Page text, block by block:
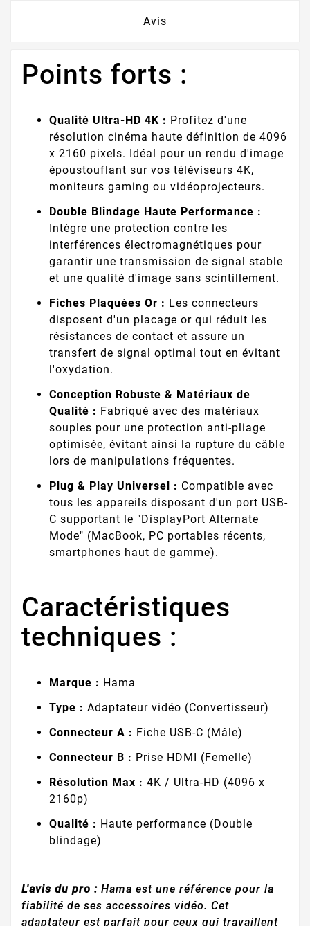
Avis
Points forts :
Qualité Ultra-HD 4K : Profitez d'une
résolution cinéma haute définition de 4096
x 2160 pixels. Idéal pour un rendu d'image
époustouflant sur vos téléviseurs 4K,
moniteurs gaming ou vidéoprojecteurs.
Double Blindage Haute Performance :
Intègre une protection contre les
interférences électromagnétiques pour
garantir une transmission de signal stable
et une qualité d'image sans scintillement.
Fiches Plaquées Or : Les connecteurs
disposent d'un placage or qui réduit les
résistances de contact et assure un
transfert de signal optimal tout en évitant
l'oxydation.
Conception Robuste & Matériaux de
Qualité : Fabriqué avec des matériaux
souples pour une protection anti-pliage
optimisée, évitant ainsi la rupture du câble
lors de manipulations fréquentes.
Plug & Play Universel : Compatible avec
tous les appareils disposant d'un port USB-
C supportant le "DisplayPort Alternate
Mode" (MacBook, PC portables récents,
smartphones haut de gamme).
Caractéristiques
techniques :
Marque : Hama
Type : Adaptateur vidéo (Convertisseur)
Connecteur A : Fiche USB-C (Mâle)
Connecteur B : Prise HDMI (Femelle)
Résolution Max : 4K / Ultra-HD (4096 x
2160p)
Qualité : Haute performance (Double
blindage)
L'avis du pro : Hama est une référence pour la
fiabilité de ses accessoires vidéo. Cet
adaptateur est parfait pour ceux qui travaillent